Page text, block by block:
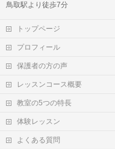
鳥取駅より徒歩7分
トップページ
プロフィール
保護者の方の声
レッスンコース概要
教室の5つの特長
体験レッスン
よくある質問